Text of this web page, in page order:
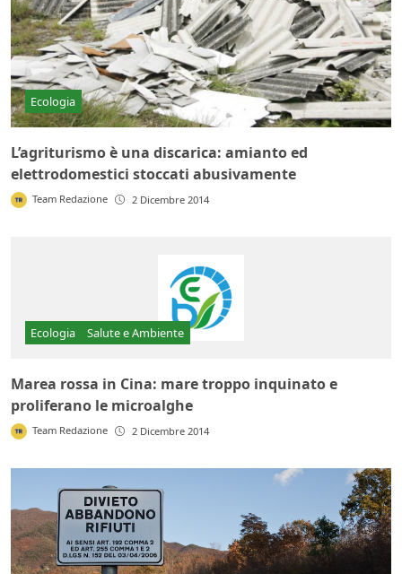
Ecologia
L’agriturismo è una discarica: amianto ed
elettrodomestici stoccati abusivamente
Team Redazione 2 Dicembre 2014
Ecologia Salute e Ambiente
Marea rossa in Cina: mare troppo inquinato e
proliferano le microalghe
Team Redazione 2 Dicembre 2014